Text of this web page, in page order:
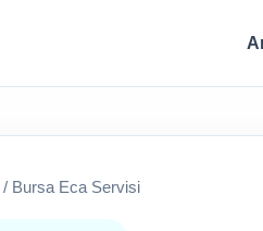
/ Bursa Eca Servisi